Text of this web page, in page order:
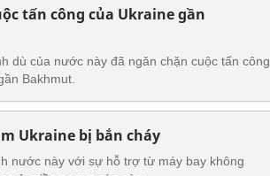
tấn công của Ukraine gần
dù của nước này đã ngăn chặn cuộc tấn công
Bakhmut.
Ukraine bị bắn cháy
nước này với sự hỗ trợ từ máy bay không